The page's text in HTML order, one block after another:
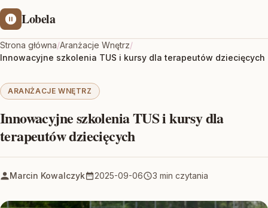
Lobela
Strona główna/Aranżacje Wnętrz/
Innowacyjne szkolenia TUS i kursy dla terapeutów dziecięcych
ARANŻACJE WNĘTRZ
Innowacyjne szkolenia TUS i kursy dla
terapeutów dziecięcych
Marcin Kowalczyk 2025-09-06 3 min czytania